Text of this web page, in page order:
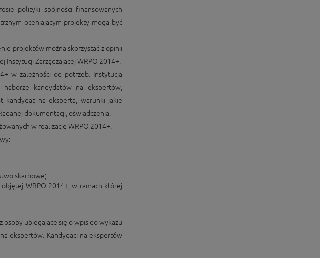
polityki spójności finansowanych
oceniającym projekty mogą być
projektów można skorzystać z opinii
Instytucji Zarządzającej WRPO 2014+.
w zależności od potrzeb. Instytucja
kandydatów na ekspertów,
kandydat na eksperta, warunki jakie
dokumentacji, oświadczenia.
w realizację WRPO 2014+.
skarbowe;
WRPO 2014+, w ramach której
osoby ubiegające się o wpis do wykazu
ekspertów. Kandydaci na ekspertów